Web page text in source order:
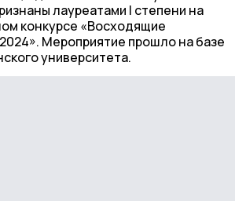
лауреатами I степени на
конкурсе «Восходящие
Мероприятие прошло на базе
университета.